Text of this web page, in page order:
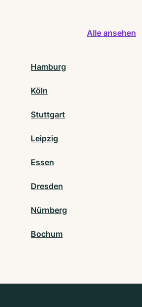
Alle ansehen
Hamburg
Köln
Stuttgart
Leipzig
Essen
Dresden
Nürnberg
Bochum